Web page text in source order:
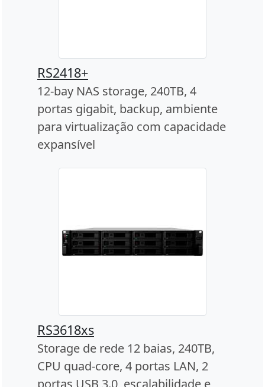
RS2418+
12-bay NAS storage, 240TB, 4
portas gigabit, backup, ambiente
para virtualização com capacidade
expansível
RS3618xs
Storage de rede 12 baias, 240TB,
CPU quad-core, 4 portas LAN, 2